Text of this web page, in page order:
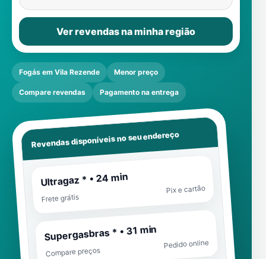
Ver revendas na minha região
Fogás em Vila Rezende Menor preço
Compare revendas Pagamento na entrega
Revendas disponíveis no seu endereço
Ultragaz * • 24 min
Frete grátis
Pix e cartão
Supergasbras * • 31 min
Compare preços
Pedido online